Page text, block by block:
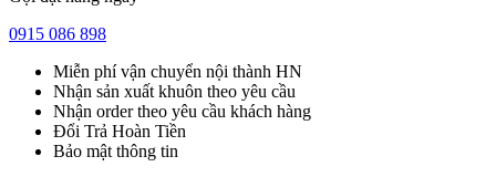
0915 086 898
Miễn phí vận chuyển nội thành HN
Nhận sản xuất khuôn theo yêu cầu
Nhận order theo yêu cầu khách hàng
Đổi Trả Hoàn Tiền
Bảo mật thông tin